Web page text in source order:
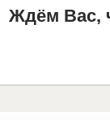
Ждём Вас,